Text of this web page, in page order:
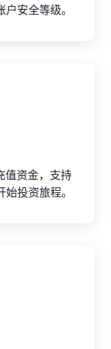
安全等级。
值资金，支持
投资旅程。